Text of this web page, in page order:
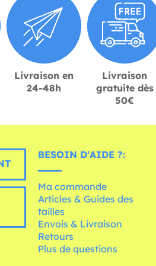
Livraison en
24-48h
Livraison
gratuite dès
50€
BESOIN D'AIDE ?:
Ma commande
Articles & Guides des
tailles
Envois & Livraison
Retours
Plus de questions